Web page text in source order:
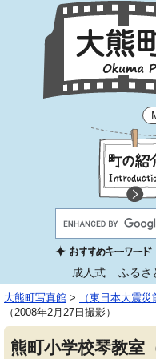
成人式 ふるさ
大熊町写真館 > （東日本大震災
（2008年2月27日撮影）
熊町小学校琴教室